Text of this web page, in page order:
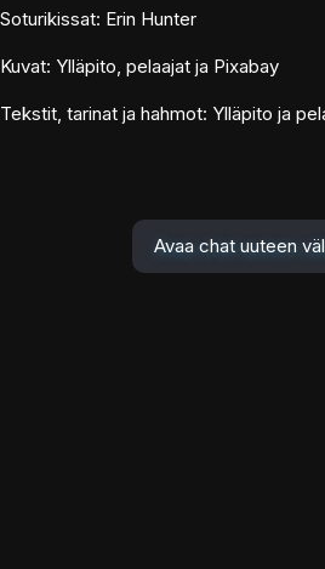
Soturikissat: Erin Hunter
Kuvat: Ylläpito, pelaajat ja Pixabay
Tekstit, tarinat ja hahmot: Ylläpito ja
Avaa chat uuteen